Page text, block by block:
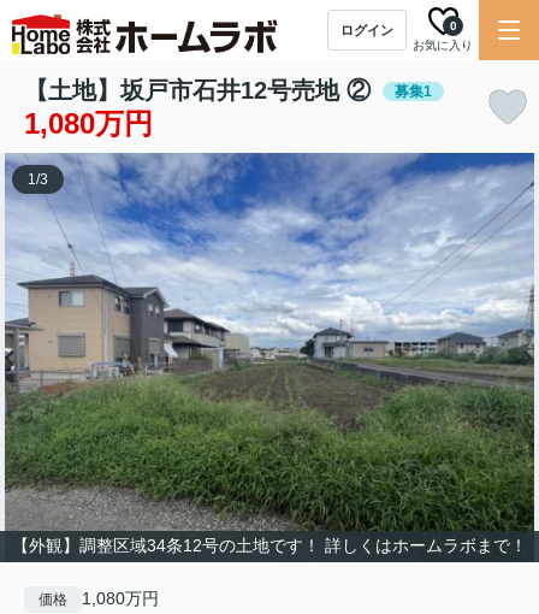
ログイン
お気に入り
0
【土地】坂戸市石井12号売地 ② 募集1
1,080万円
【外観】調整区域34条12号の土地です！ 詳しくはホームラボまで！
1/3
価格 1,080万円